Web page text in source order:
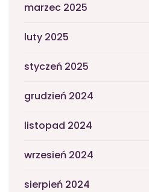
marzec 2025
luty 2025
styczeń 2025
grudzień 2024
listopad 2024
wrzesień 2024
sierpień 2024